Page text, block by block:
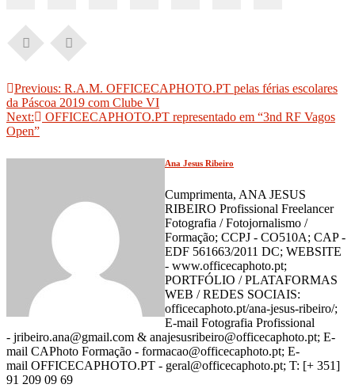
Navegação
de
artigos
Previous: R.A.M. OFFICECAPHOTO.PT pelas férias escolares
da Páscoa 2019 com Clube VI
Next:
OFFICECAPHOTO.PT representado em “3nd RF Vagos
Open”
Ana Jesus Ribeiro
Cumprimenta, ANA JESUS
RIBEIRO Profissional Freelancer
Fotografia / Fotojornalismo /
Formação; CCPJ - CO510A; CAP -
EDF 561663/2011 DC; WEBSITE
- www.officecaphoto.pt;
PORTFÓLIO / PLATAFORMAS
WEB / REDES SOCIAIS:
officecaphoto.pt/ana-jesus-ribeiro/;
E-mail Fotografia Profissional
- jribeiro.ana@gmail.com & anajesusribeiro@officecaphoto.pt; E-
mail CAPhoto Formação - formacao@officecaphoto.pt; E-
mail OFFICECAPHOTO.PT - geral@officecaphoto.pt; T: [+ 351]
91 209 09 69